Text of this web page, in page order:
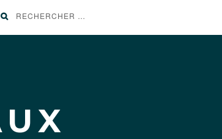
Recherche